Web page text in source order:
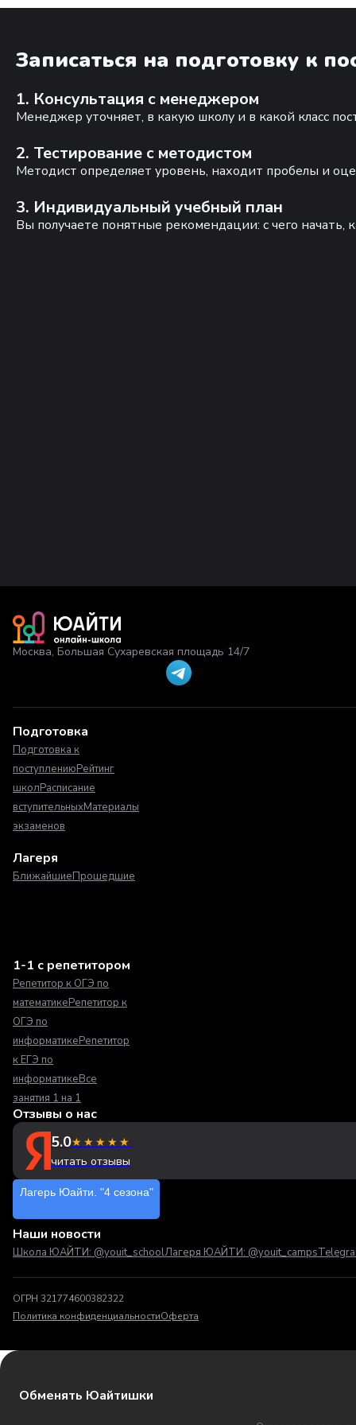
Записаться на подготовку к
1. Консультация с менеджером
Менеджер уточняет, в какую школу и в какой класс
2. Тестирование с методистом
Методист определяет уровень, находит пробелы и
3. Индивидуальный учебный план
Вы получаете понятные рекомендации: с чего начать,
Москва, Большая Сухаревская площадь 14/7
Подготовка
Подготовка к
поступлениюРейтинг
школРасписание
вступительныхМатериалы
экзаменов
Лагеря
БлижайшиеПрошедшие
1-1 с репетитором
Репетитор к ОГЭ по
математикеРепетитор к
ОГЭ по
информатикеРепетитор
к ЕГЭ по
информатикеВсе
занятия 1 на 1
Отзывы о нас
5.0★★★★★
читать отзывы
Лагерь Юайти. "4 сезона"
Наши новости
Школа ЮАЙТИ: @youit_schoolЛагеря ЮАЙТИ: @youit_camps
ОГРН 321774600382322
Политика конфиденциальностиОферта
Обменять Юайтишки